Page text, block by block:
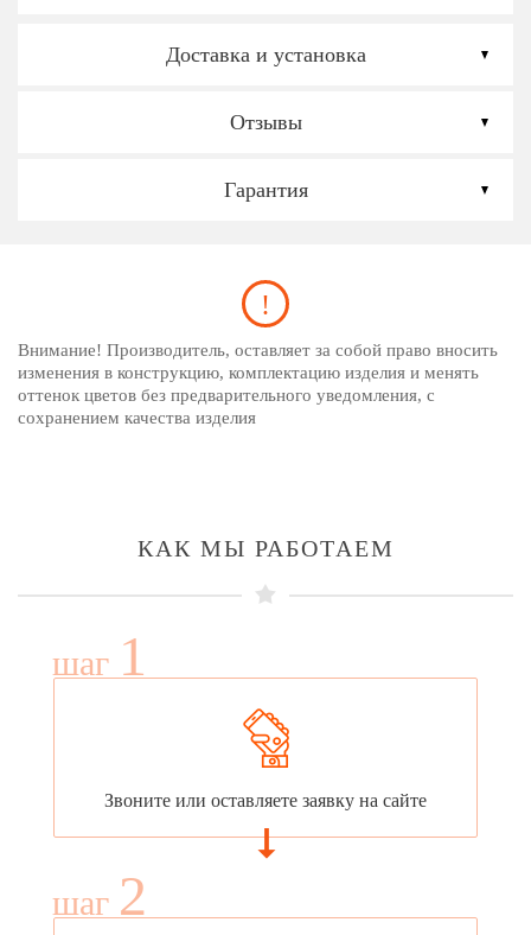
Доставка и установка
Отзывы
Гарантия
Внимание! Производитель, оставляет за собой право вносить
изменения в конструкцию, комплектацию изделия и менять
оттенок цветов без предварительного уведомления, с
сохранением качества изделия
КАК МЫ РАБОТАЕМ
шаг 1
Звоните или оставляете заявку на сайте
шаг 2